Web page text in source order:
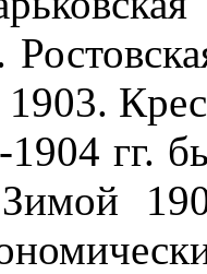
–
в
и
гг.